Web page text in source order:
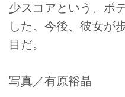
少スコアという、ポ
した。今後、彼女が
目だ。
写真／有原裕晶